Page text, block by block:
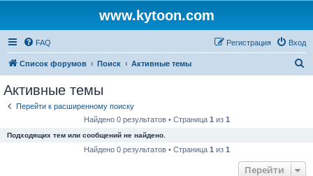
www.kytoon.com
FAQ Вход
Регистрация
Список форумов Поиск Активные темы
Активные темы
Перейти к расширенному поиску
Найдено 0 результатов • Страница 1 из 1
Подходящих тем или сообщений не найдено.
Найдено 0 результатов • Страница 1 из 1
Перейти